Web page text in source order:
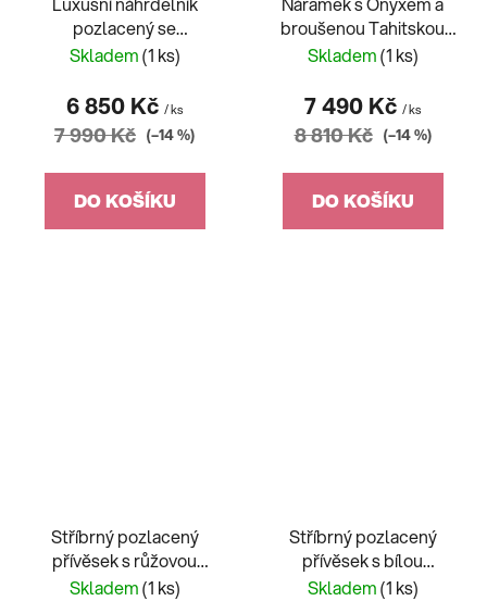
pozlacený se
saténovaním a
Skladem(1 ks)
6 850 Kč / ks
7 990 Kč (–14 %)
DO KOŠÍKU
broušenou Tahitskou
perlou
Skladem(1 ks)
7 490 Kč / ks
8 810 Kč (–14 %)
DO KOŠÍKU
Stříbrný pozlacený
přívěsek s růžovou
sladkovodní perlou
Skladem(1 ks)
Stříbrný pozlacený
přívěsek s bílou
sladkovodní perlou
Skladem(1 ks)